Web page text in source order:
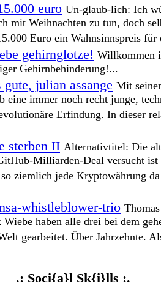
euro Un-glaub-lich: Ich
mit Weihnachten zu tun, doch
Euro ein Wahnsinnspreis für
gehirnglotze! Willkommen
Gehirnbehinderung!...
julian assange Mit
eine immer noch recht junge,
Erfindung. In dieser
sterben II Alternativtitel: Die
Milliarden-Deal versucht ist
ziemlich jede Kryptowährung da
whistleblower-trio
haben alle drei bei dem
gearbeitet. Über Jahrzehnte.
.: Soci{a}l Sk{i}lls :.